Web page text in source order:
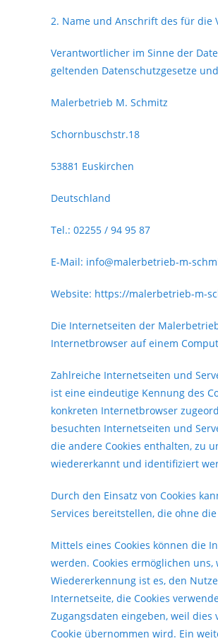
2. Name und Anschrift des für die
Verantwortlicher im Sinne der
geltenden Datenschutzgesetze
Malerbetrieb M. Schmitz
Schornbuschstr.18
53881 Euskirchen
Deutschland
Tel.: 02255 / 94 95 87
E-Mail: info@malerbetrieb-m-
Website: https://malerbetrieb-m-
Die Internetseiten der
Internetbrowser auf einem
Zahlreiche Internetseiten und
ist eine eindeutige Kennung des
konkreten Internetbrowser
besuchten Internetseiten und
die andere Cookies enthalten, zu
wiedererkannt und identifiziert
Durch den Einsatz von Cookies
Services bereitstellen, die ohne
Mittels eines Cookies können die
werden. Cookies ermöglichen
Wiedererkennung ist es, den
Internetseite, die Cookies
Zugangsdaten eingeben, weil
Cookie übernommen wird. Ein